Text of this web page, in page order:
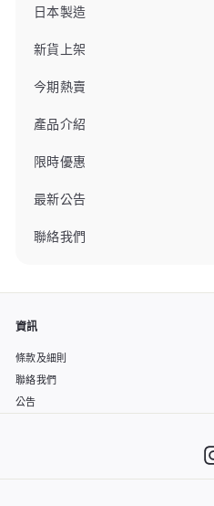
日本製造
新貨上架
今期熱賣
產品介紹
限時優惠
最新公告
聯絡我們
資訊
條款及細則
聯絡我們
公告